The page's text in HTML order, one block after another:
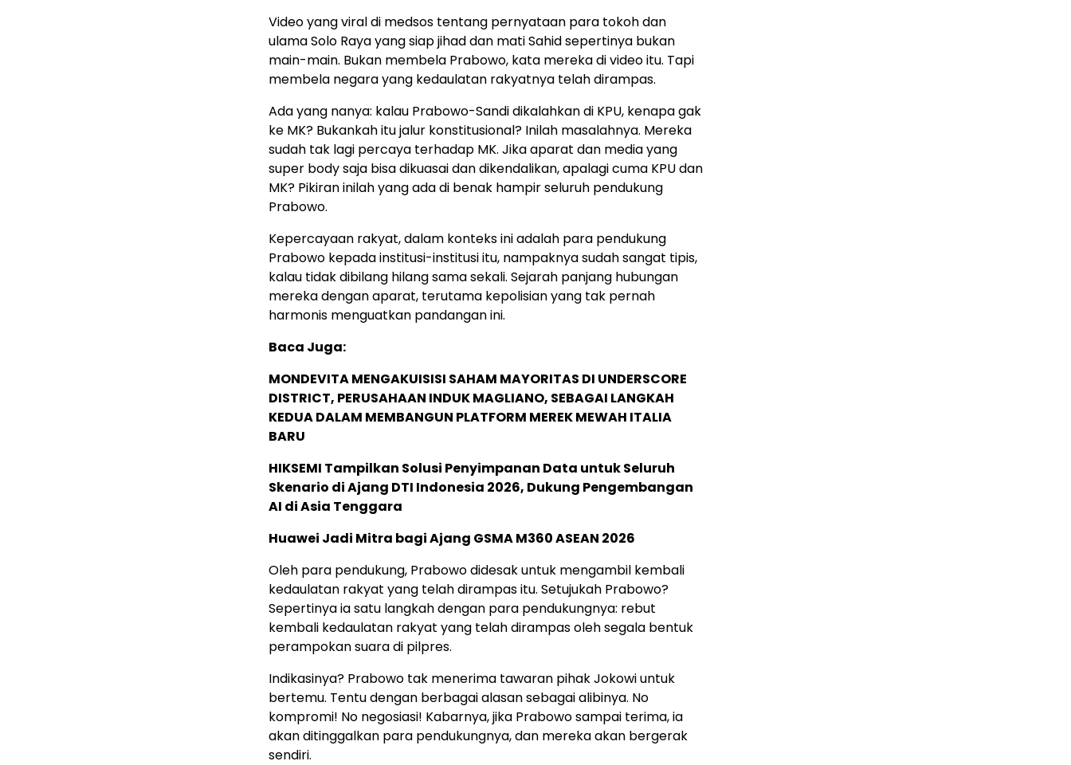
Video yang viral di medsos tentang pernyataan para tokoh dan
ulama Solo Raya yang siap jihad dan mati Sahid sepertinya bukan
main-main. Bukan membela Prabowo, kata mereka di video itu. Tapi
membela negara yang kedaulatan rakyatnya telah dirampas.
Ada yang nanya: kalau Prabowo-Sandi dikalahkan di KPU, kenapa gak
ke MK? Bukankah itu jalur konstitusional? Inilah masalahnya. Mereka
sudah tak lagi percaya terhadap MK. Jika aparat dan media yang
super body saja bisa dikuasai dan dikendalikan, apalagi cuma KPU dan
MK? Pikiran inilah yang ada di benak hampir seluruh pendukung
Prabowo.
Kepercayaan rakyat, dalam konteks ini adalah para pendukung
Prabowo kepada institusi-institusi itu, nampaknya sudah sangat tipis,
kalau tidak dibilang hilang sama sekali. Sejarah panjang hubungan
mereka dengan aparat, terutama kepolisian yang tak pernah
harmonis menguatkan pandangan ini.
Baca Juga:
MONDEVITA MENGAKUISISI SAHAM MAYORITAS DI UNDERSCORE
DISTRICT, PERUSAHAAN INDUK MAGLIANO, SEBAGAI LANGKAH
KEDUA DALAM MEMBANGUN PLATFORM MEREK MEWAH ITALIA
BARU
HIKSEMI Tampilkan Solusi Penyimpanan Data untuk Seluruh
Skenario di Ajang DTI Indonesia 2026, Dukung Pengembangan
AI di Asia Tenggara
Huawei Jadi Mitra bagi Ajang GSMA M360 ASEAN 2026
Oleh para pendukung, Prabowo didesak untuk mengambil kembali
kedaulatan rakyat yang telah dirampas itu. Setujukah Prabowo?
Sepertinya ia satu langkah dengan para pendukungnya: rebut
kembali kedaulatan rakyat yang telah dirampas oleh segala bentuk
perampokan suara di pilpres.
Indikasinya? Prabowo tak menerima tawaran pihak Jokowi untuk
bertemu. Tentu dengan berbagai alasan sebagai alibinya. No
kompromi! No negosiasi! Kabarnya, jika Prabowo sampai terima, ia
akan ditinggalkan para pendukungnya, dan mereka akan bergerak
sendiri.